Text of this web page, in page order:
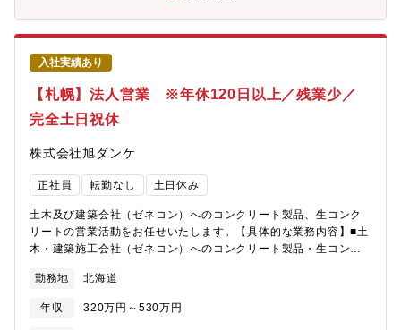
品質管理の厳しい材料にも使用されています。■始業前に仕事の段
取りをされ、朝礼・体操を行い8時からの始業を迎えています。早
朝出勤に関しても業務を行っている分については残業代支給され
ます。
入社実績あり
【札幌】法人営業 ※年休120日以上／残業少／
完全土日祝休
株式会社旭ダンケ
正社員 転勤なし 土日休み
土木及び建築会社（ゼネコン）へのコンクリート製品、生コンク
リートの営業活動をお任せいたします。【具体的な業務内容】■土
木・建築施工会社（ゼネコン）へのコンクリート製品・生コンク
への自社品販売営業■PC（自社システム）による製品・商品の受
発注業務■発注官庁や土木・建築設計コンサルタント会社へのコン
クリート製品提案営業（社用車を使用したルートセールスが中心
勤務地 北海道
年収 320万円～530万円